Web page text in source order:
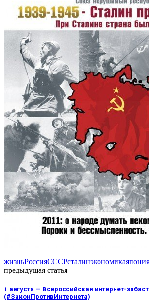
жизньРоссияСССРсталинэкономикаяпония
предыдущая статья
1 августа — Всероссийская интернет-
(#ЗаконПротивИнтернета)